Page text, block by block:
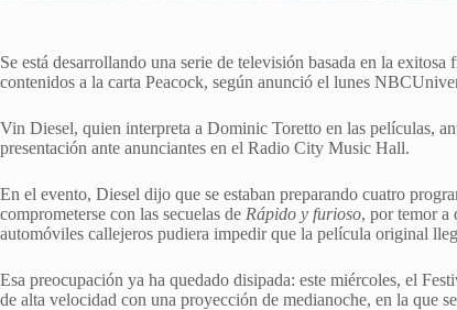
Se está ⁠desarrollando una serie de televisión basada en la
contenidos a la carta Peacock, según anunció el lunes
Vin Diesel, quien interpreta a Dominic Toretto en las películas,
presentación ante anunciantes en el Radio City Music Hall.
En el evento, Diesel dijo que se estaban preparando cuatro
comprometerse con las secuelas de Rápido y furioso, por temor a
automóviles callejeros pudiera impedir que la película original
Esa preocupación ya ha quedado disipada: ‌este miércoles, ‌el
de alta velocidad con una proyección de medianoche, en la que